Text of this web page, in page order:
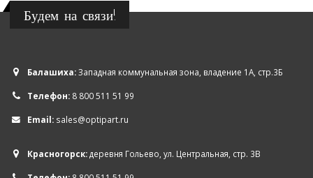
Будем на связи!
Балашиха:Западная коммунальная зона, владение 1А, стр.3Б
Телефон: 8 800 511 51 99
Email: sales@optipart.ru
Красногорск:деревня Гольево, ул. Центральная, стр. 3В